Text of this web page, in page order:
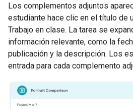
Los complementos adjuntos
estudiante hace clic en el título de
Trabajo en clase. La tarea se
información relevante, como la
publicación y la descripción. Los
entrada para cada complemento